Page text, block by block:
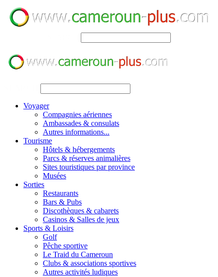
Voyager
Compagnies aériennes
Ambassades & consulats
Autres informations...
Tourisme
Hôtels & hébergements
Parcs & réserves animalières
Sites touristiques par province
Musées
Sorties
Restaurants
Bars & Pubs
Discothèques & cabarets
Casinos & Salles de jeux
Sports & Loisirs
Golf
Pêche sportive
Le Traid du Cameroun
Clubs & associations sportives
Autres activités ludiques